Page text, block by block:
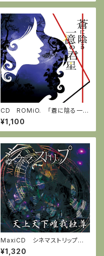
CD ROMiO. 「蒼に陰る一億
の君星」
¥1,100
MaxiCD シネマストリップ
「天上天下唯我独尊」
¥1,320